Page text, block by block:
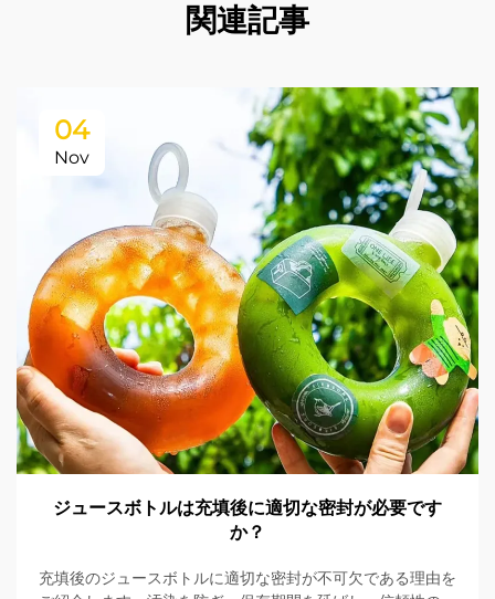
関連記事
04
Nov
ジュースボトルは充填後に適切な密封が必要です
か？
充填後のジュースボトルに適切な密封が不可欠である理由を